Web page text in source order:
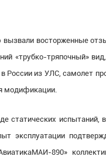
восторженные
«трубко-тряпочный»
России из УЛС, самолет
модификации.
статических
эксплуатации
890»